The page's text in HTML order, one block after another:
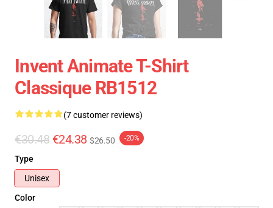
Invent Animate T-Shirt
Classique RB1512
(7 customer reviews)
€30.48 €24.38 $26.50 -20%
Type
Unisex
Color